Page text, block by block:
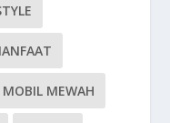
MOBIL MEWAH